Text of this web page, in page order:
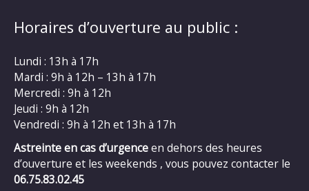
Horaires d’ouverture au public :
Lundi : 13h à 17h
Mardi : 9h à 12h – 13h à 17h
Mercredi : 9h à 12h
Jeudi : 9h à 12h
Vendredi : 9h à 12h et 13h à 17h
Astreinte en cas d’urgenceen dehors des heures
d’ouverture et les weekends , vous pouvez contacter le
06.75.83.02.45